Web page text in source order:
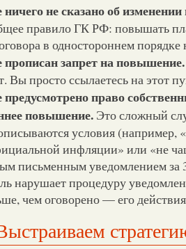
ничего не сказано об
правило ГК РФ: повышать
в одностороннем порядке
прописан запрет на повышение.
Вы просто ссылаетесь на этот
предусмотрено право
повышение. Это сложный
условия (например,
инфляции» или «не
письменным уведомлением за
нарушает процедуру
чем оговорено — его